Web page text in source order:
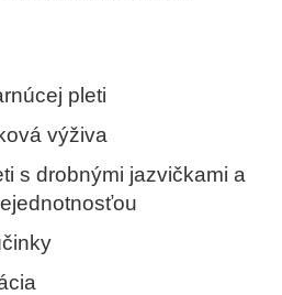
pleti
výživa
s drobnými jazvičkami a